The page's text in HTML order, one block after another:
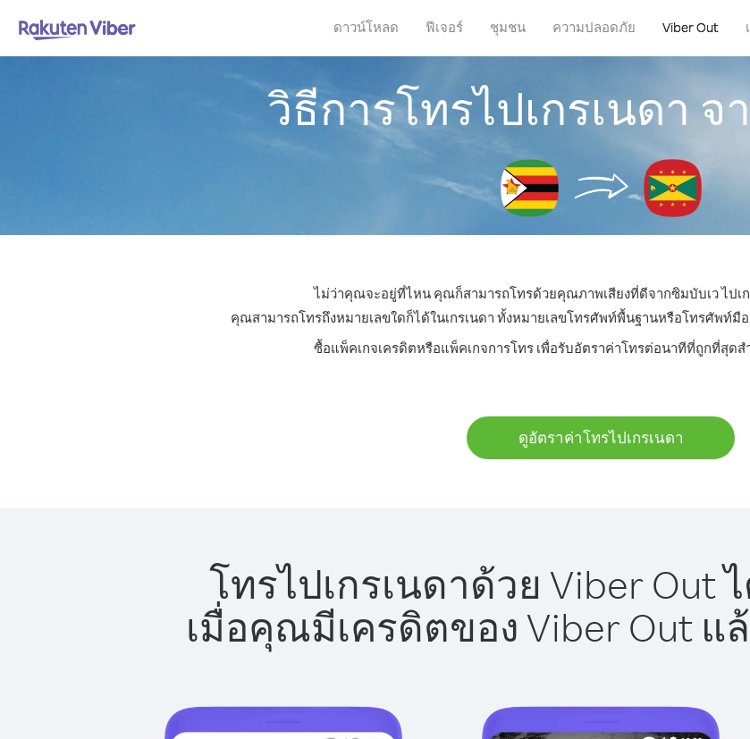
ดาวน์โหลด ฟีเจอร์ ชุมชน ความปลอดภัย Viber Out
วิธีการโทรไปเกรเนดา จ
ไม่ว่าคุณจะอยู่ที่ไหน คุณก็สามารถโทรด้วยคุณภาพเสียงที่ดีจากซิมบับเว ไปเก
คุณสามารถโทรถึงหมายเลขใดก็ได้ในเกรเนดา ทั้งหมายเลขโทรศัพท์พื้นฐานหรือโทรศัพท์มือ
ซื้อแพ็คเกจเครดิตหรือแพ็คเกจการโทร เพื่อรับอัตราค่าโทรต่อนาทีที่ถูกที่สุดส
ดูอัตราค่าโทรไปเกรเนดา
โทรไปเกรเนดาด้วย Viber Out
เมื่อคุณมีเครดิตของ Viber Out